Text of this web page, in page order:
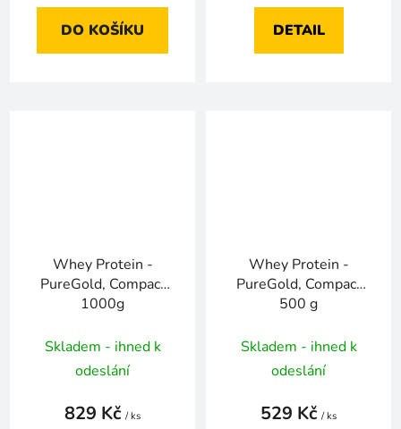
DO KOŠÍKU DETAIL
Whey Protein -
PureGold, Compact
1000g
Skladem - ihned k
odeslání
829 Kč / ks
Whey Protein -
PureGold, Compact
500 g
Skladem - ihned k
odeslání
529 Kč / ks